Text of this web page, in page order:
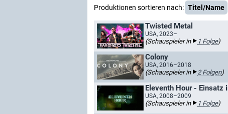
Produktionen sortieren nach: Titel/Name
Twisted Metal
USA, 2023–
(Schauspieler in 1 Folge)
Colony
USA, 2016–2018
(Schauspieler in 2 Folgen)
Eleventh Hour - Einsatz
USA, 2008–2009
(Schauspieler in 1 Folge)